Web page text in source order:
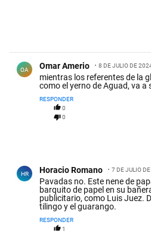
OA Omar Amerio 8 DE JULIO DE
mientras los referentes de la
como el yerno de Aguad, va a
RESPONDER
0
0
HR Horacio Romano 7 DE JULIO
Pavadas no. Este nene de
barquito de papel en su
publicitario, como Luis Juez.
tilingo y el guarango.
RESPONDER
1